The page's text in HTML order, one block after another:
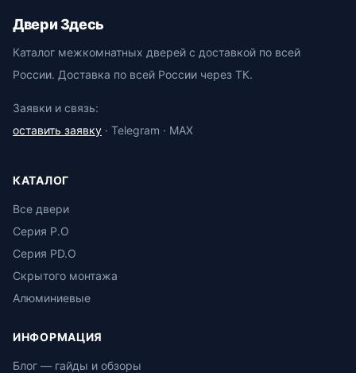
Двери Здесь
Каталог межкомнатных дверей с доставкой по всей
России. Доставка по всей России через ТК.
Заявки и связь:
оставить заявку · Telegram · MAX
КАТАЛОГ
Все двери
Серия P.O
Серия PD.O
Скрытого монтажа
Алюминиевые
ИНФОРМАЦИЯ
Блог — гайды и обзоры